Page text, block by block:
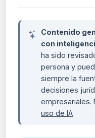
Contenido
con
ha sido
persona y
siempre la
decisiones
empresariales.
uso de IA